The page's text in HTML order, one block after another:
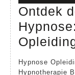
Ontdek
Hypnose
Hypnotherapie